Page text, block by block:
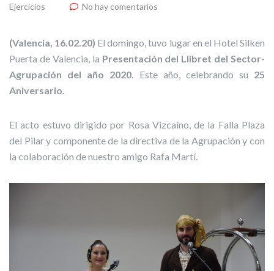
Ejercicios
No hay comentarios
(Valencia, 16.02.20) El domingo, tuvo lugar en el Hotel Silken
Puerta de Valencia, la Presentación del Llibret del Sector-
Agrupación del año 2020 . Este año, celebrando su 25
Aniversario.
El acto estuvo dirigido por Rosa Vizcaíno, de la Falla Plaza
del Pilar y componente de la directiva de la Agrupación y con
la colaboración de nuestro amigo Rafa Martí.